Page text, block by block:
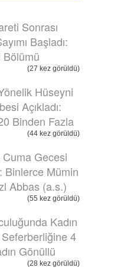
Sonrası
Başladı:
Bölümü
(27 kez görüldü)
Hüseyni
Açıkladı:
Binden Fazla
(44 kez görüldü)
Cuma Gecesi
Binlerce Mümin
Abbas (a.s.)
(55 kez görüldü)
Kadın
4
Gönüllü
(28 kez görüldü)